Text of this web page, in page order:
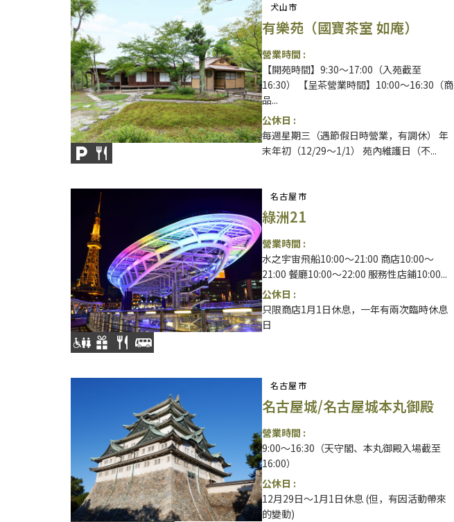
犬山市
有樂苑（國寶茶室 如庵）
營業時間 :
【開苑時間】9:30～17:00（入苑截至
16:30） 【呈茶營業時間】10:00～16:30（商
品...
公休日 :
每週星期三（遇節假日時營業，有調休） 年
末年初（12/29～1/1） 苑內維護日（不...
名古屋市
綠洲21
營業時間 :
水之宇宙飛船10:00〜21:00 商店10:00～
21:00 餐廳10:00～22:00 服務性店鋪10:00...
公休日 :
只限商店1月1日休息，一年有兩次臨時休息
日
名古屋市
名古屋城/名古屋城本丸御殿
營業時間 :
9:00～16:30（天守閣、本丸御殿入場截至
16:00）
公休日 :
12月29日～1月1日休息 (但，有因活動帶來
的變動)